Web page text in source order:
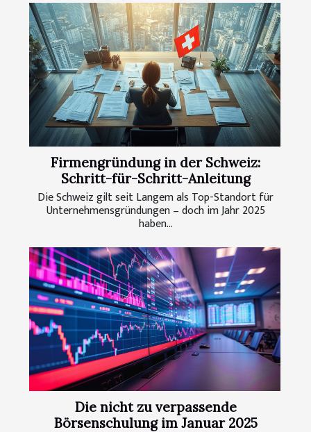
Firmengründung in der Schweiz:
Schritt-für-Schritt-Anleitung
Die Schweiz gilt seit Langem als Top-Standort für
Unternehmensgründungen – doch im Jahr 2025
haben...
Die nicht zu verpassende
Börsenschulung im Januar 2025